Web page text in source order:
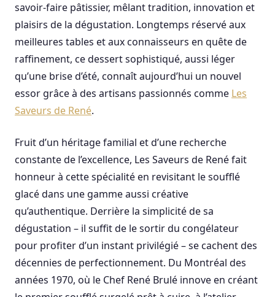
savoir-faire pâtissier, mêlant tradition, innovation et
plaisirs de la dégustation. Longtemps réservé aux
meilleures tables et aux connaisseurs en quête de
raffinement, ce dessert sophistiqué, aussi léger
qu’une brise d’été, connaît aujourd’hui un nouvel
essor grâce à des artisans passionnés comme Les
Saveurs de René.
Fruit d’un héritage familial et d’une recherche
constante de l’excellence, Les Saveurs de René fait
honneur à cette spécialité en revisitant le soufflé
glacé dans une gamme aussi créative
qu’authentique. Derrière la simplicité de sa
dégustation – il suffit de le sortir du congélateur
pour profiter d’un instant privilégié – se cachent des
décennies de perfectionnement. Du Montréal des
années 1970, où le Chef René Brulé innove en créant